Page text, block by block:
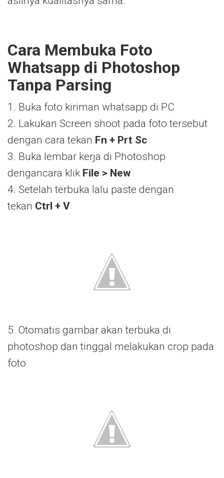
Cara Membuka Foto
Whatsapp di Photoshop
Tanpa Parsing
1. Buka foto kiriman whatsapp di PC
2. Lakukan Screen shoot pada foto tersebut
dengan cara tekan Fn + Prt Sc
3. Buka lembar kerja di Photoshop
dengancara klik File > New
4. Setelah terbuka lalu paste dengan
tekan Ctrl + V
5. Otomatis gambar akan terbuka di
photoshop dan tinggal melakukan crop pada
foto